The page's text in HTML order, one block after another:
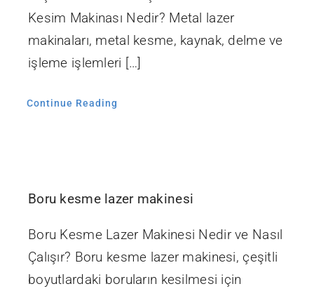
Kesim Makinası Nedir? Metal lazer
makinaları, metal kesme, kaynak, delme ve
işleme işlemleri […]
Continue Reading
Boru kesme lazer makinesi
Boru Kesme Lazer Makinesi Nedir ve Nasıl
Çalışır? Boru kesme lazer makinesi, çeşitli
boyutlardaki boruların kesilmesi için